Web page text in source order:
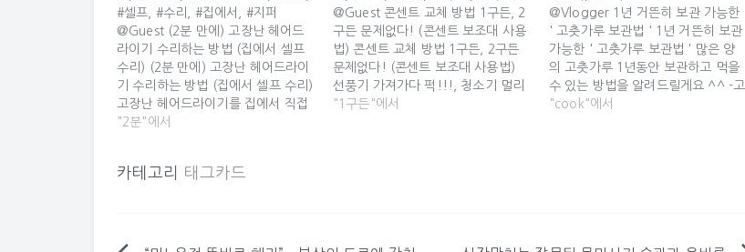
#셀프, #수리, #집에서, #지퍼
@Guest (2분 만에) 고장난 헤어드
라이기 수리하는 방법 (집에서 셀프
수리) (2분 만에) 고장난 헤어드라이
기 수리하는 방법 (집에서 셀프 수리)
고장난 헤어드라이기를 집에서 직접
셀프 수리해보자! 인두기, 납, 페이스
다. [사진으로 보는 헤어드라이기 수
기, 방법, 셀프, 수리,…
"2분"에서
@Guest 콘센트 교체 방법 1구든, 2
구든 문제없다! (콘센트 보조대 사용
법) 콘센트 교체 방법 1구든, 2구든
문제없다! (콘센트 보조대 사용법)
선풍기 가져가다 퍽!!!, 청소기 멀리
가다 퍽!!! 소중히 다뤄야 할 벽 콘센
"1구든"에서
@Vlogger 1년 거뜬히 보관 가능한
' 고춧가루 보관법 ' 1년 거뜬히 보관
가능한 ' 고춧가루 보관법 ' 많은 양
의 고춧가루 1년동안 보관하고 먹을
수 있는 방법을 알려드릴게요 ^^ -고
춧가루 보관법- -재료- 고춧가루, 고
"cook"에서
카테고리 태그카드